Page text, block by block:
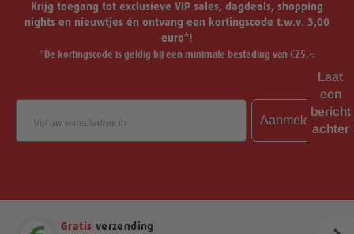
Krijg toegang tot exclusieve VIP sales, dagdeals, shopping
nights en nieuwtjes én ontvang een kortingscode t.w.v. 3,00
euro*!
*De kortingscode is geldig bij een minimale besteding van €25,-.
Aanmelden
Gratis verzending
Laat
een
bericht
achter